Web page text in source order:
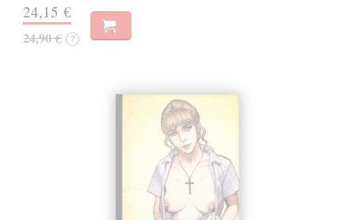
24,15 €
24,90 € ?